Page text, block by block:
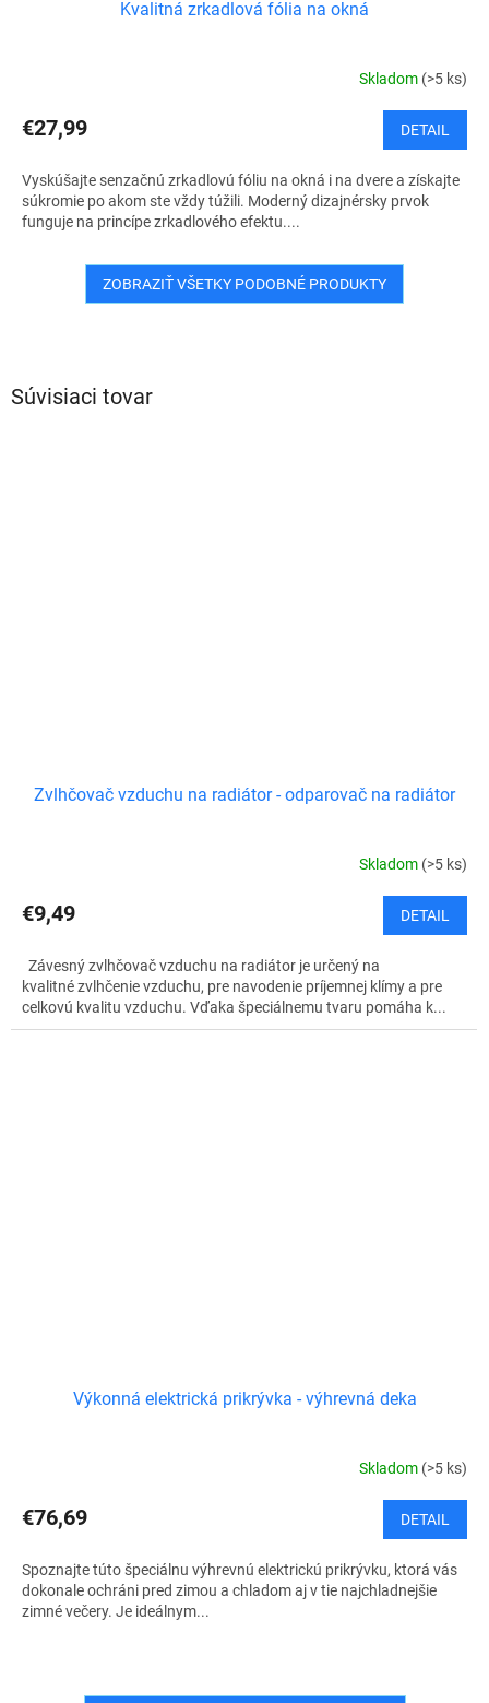
Súvisiaci tovar
Zvlhčovač vzduchu na radiátor - odparovač na radiátor
Skladom (>5 ks)
€9,49 DETAIL
Závesný zvlhčovač vzduchu na radiátor je určený na
kvalitné zvlhčenie vzduchu, pre navodenie príjemnej klímy a pre
celkovú kvalitu vzduchu. Vďaka špeciálnemu tvaru pomáha k...
Výkonná elektrická prikrývka - výhrevná deka
Skladom (>5 ks)
€76,69 DETAIL
Spoznajte túto špeciálnu výhrevnú elektrickú prikrývku, ktorá vás
dokonale ochráni pred zimou a chladom aj v tie najchladnejšie
zimné večery. Je ideálnym...
Kvalitná zrkadlová fólia na okná
Skladom (>5 ks)
€27,99 DETAIL
Vyskúšajte senzačnú zrkadlovú fóliu na okná i na dvere a získajte
súkromie po akom ste vždy túžili. Moderný dizajnérsky prvok
funguje na princípe zrkadlového efektu....
ZOBRAZIŤ VŠETKY PODOBNÉ PRODUKTY